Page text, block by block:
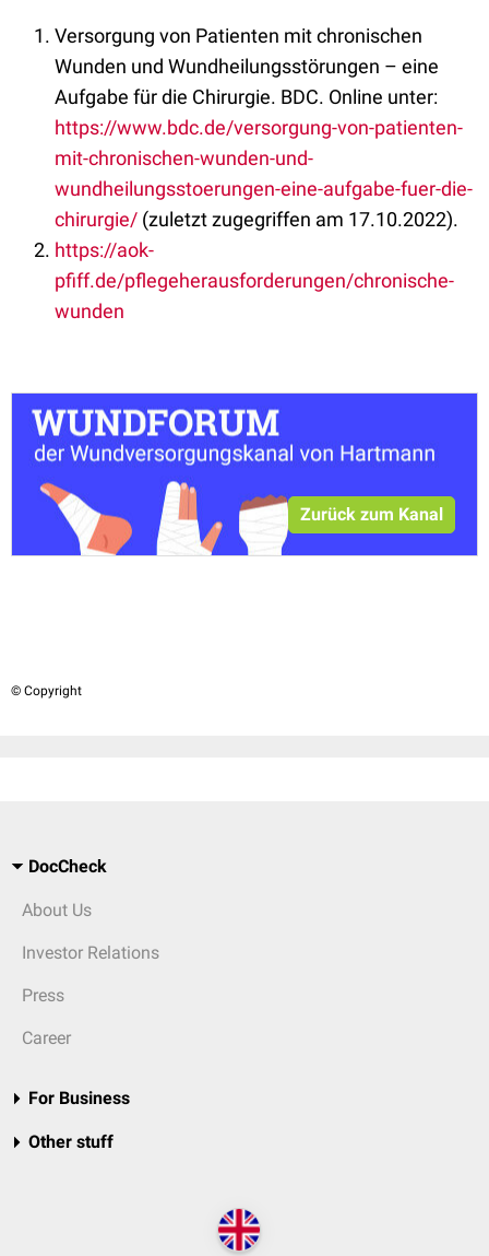
Versorgung von Patienten mit chronischen
Wunden und Wundheilungsstörungen – eine
Aufgabe für die Chirurgie. BDC. Online unter:
https://www.bdc.de/versorgung-von-patienten-
mit-chronischen-wunden-und-
wundheilungsstoerungen-eine-aufgabe-fuer-die-
chirurgie/ (zuletzt zugegriffen am 17.10.2022).
https://aok-
pfiff.de/pflegeherausforderungen/chronische-
wunden
Zurück zum Kanal
© Copyright
DocCheck
About Us
Investor Relations
Press
Career
For Business
Other stuff